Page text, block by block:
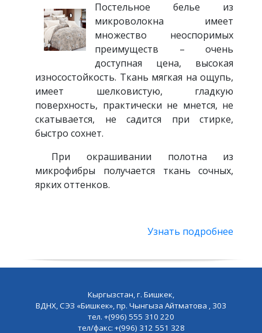
Постельное белье из
микроволокна имеет
множество неоспоримых
преимуществ – очень
доступная цена, высокая
износостойкость. Ткань мягкая на ощупь,
имеет шелковистую, гладкую
поверхность, практически не мнется, не
скатывается, не садится при стирке,
быстро сохнет.
При окрашивании полотна из
микрофибры получается ткань сочных,
ярких оттенков.
Узнать подробнее
Кыргызстан, г. Бишкек,
ВДНХ, СЭЗ «Бишкек», пр. Чынгыза Айтматова , 303
тел. +(996) 555 310 220
тел/факс: +(996) 312 551 328